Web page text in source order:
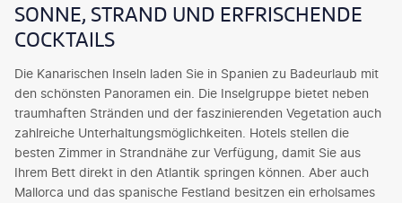
SONNE, STRAND UND ERFRISCHENDE
COCKTAILS
Die Kanarischen Inseln laden Sie in Spanien zu Badeurlaub mit
den schönsten Panoramen ein. Die Inselgruppe bietet neben
traumhaften Stränden und der faszinierenden Vegetation auch
zahlreiche Unterhaltungsmöglichkeiten. Hotels stellen die
besten Zimmer in Strandnähe zur Verfügung, damit Sie aus
Ihrem Bett direkt in den Atlantik springen können. Aber auch
Mallorca und das spanische Festland besitzen ein erholsames